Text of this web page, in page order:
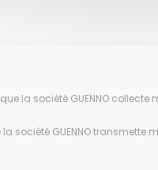
la société GUENNO
société GUENNO